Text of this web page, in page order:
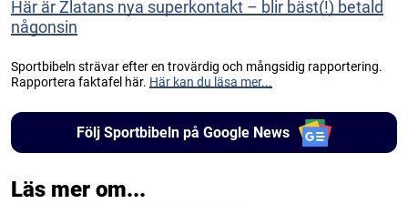
Här är Zlatans nya superkontakt – blir bäst(!) betald
någonsin
Sportbibeln strävar efter en trovärdig och mångsidig rapportering.
Rapportera faktafel här. Här kan du läsa mer...
Följ Sportbibeln på Google News
Läs mer om...